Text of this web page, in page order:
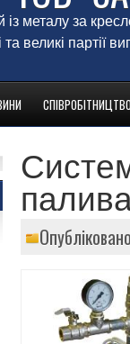
із металу за
великі партії